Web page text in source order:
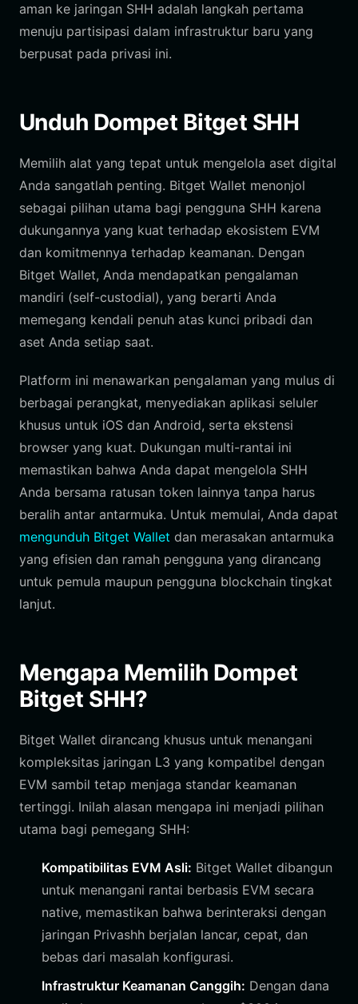
aman ke jaringan SHH adalah langkah pertama
menuju partisipasi dalam infrastruktur baru yang
berpusat pada privasi ini.
Unduh Dompet Bitget SHH
Memilih alat yang tepat untuk mengelola aset digital
Anda sangatlah penting. Bitget Wallet menonjol
sebagai pilihan utama bagi pengguna SHH karena
dukungannya yang kuat terhadap ekosistem EVM
dan komitmennya terhadap keamanan. Dengan
Bitget Wallet, Anda mendapatkan pengalaman
mandiri (self-custodial), yang berarti Anda
memegang kendali penuh atas kunci pribadi dan
aset Anda setiap saat.
Platform ini menawarkan pengalaman yang mulus di
berbagai perangkat, menyediakan aplikasi seluler
khusus untuk iOS dan Android, serta ekstensi
browser yang kuat. Dukungan multi-rantai ini
memastikan bahwa Anda dapat mengelola SHH
Anda bersama ratusan token lainnya tanpa harus
beralih antar antarmuka. Untuk memulai, Anda dapat
mengunduh Bitget Wallet dan merasakan antarmuka
yang efisien dan ramah pengguna yang dirancang
untuk pemula maupun pengguna blockchain tingkat
lanjut.
Mengapa Memilih Dompet
Bitget SHH?
Bitget Wallet dirancang khusus untuk menangani
kompleksitas jaringan L3 yang kompatibel dengan
EVM sambil tetap menjaga standar keamanan
tertinggi. Inilah alasan mengapa ini menjadi pilihan
utama bagi pemegang SHH:
Kompatibilitas EVM Asli: Bitget Wallet dibangun
untuk menangani rantai berbasis EVM secara
native, memastikan bahwa berinteraksi dengan
jaringan Privashh berjalan lancar, cepat, dan
bebas dari masalah konfigurasi.
Infrastruktur Keamanan Canggih: Dengan dana